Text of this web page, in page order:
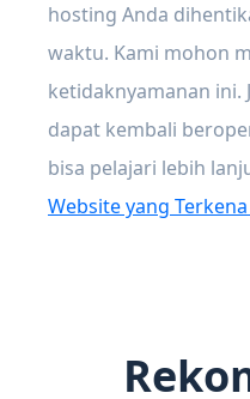
hosting Anda
waktu. Kami mohon
ketidaknyamanan ini.
dapat kembali
bisa pelajari lebih
Website yang